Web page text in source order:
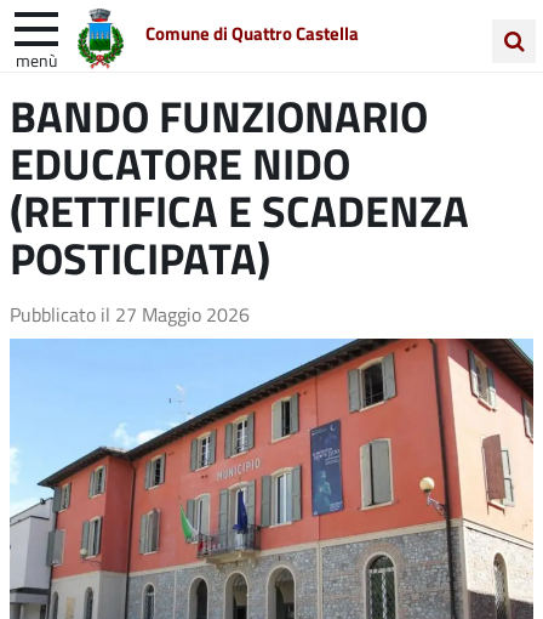
Comune di Quattro Castella
menù
nel
sito
Entra in Comune Vivi Quattro Castella
Unione Colline Matildiche
BANDO FUNZIONARIO
EDUCATORE NIDO
(RETTIFICA E SCADENZA
POSTICIPATA)
Pubblicato il 27 Maggio 2026